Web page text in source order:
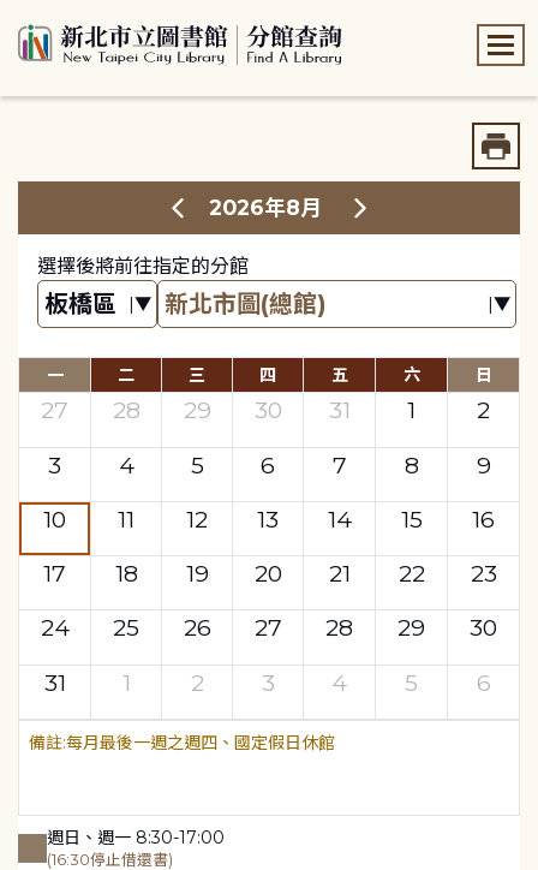
2026年8月
選擇後將前往指定的分館
一 二 三 四 五 六 日
27 28 29 30 31 1
2
3
4 5 6 7 8
9
10
11 12 13 14 15
16
17
18 19 20 21 22
23
24
25 26 27 28 29
30
31
1 2 3 4 5 6
每月最後一週之週四、國定假日休館
週日、週一 8:30-17:00
(16:30停止借還書)